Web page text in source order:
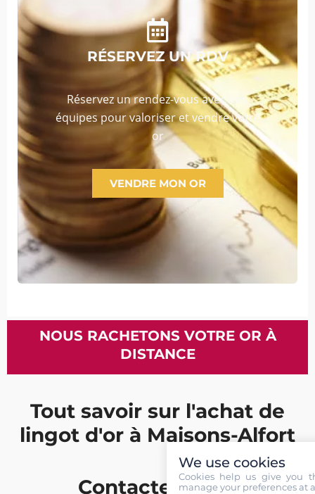
RÉSERVEZ UN RDV
Réservez un rendez-vous avec nos
équipes pour valoriser et vendre votre
or
VENDRE MON OR
NOUS RACHETONS VOTRE OR À
DISTANCE
Tout savoir sur l'achat de
lingot d'or à Maisons-Alfort
Contactez nous
We use cookies
Cookies help us give you
manage your preferences at